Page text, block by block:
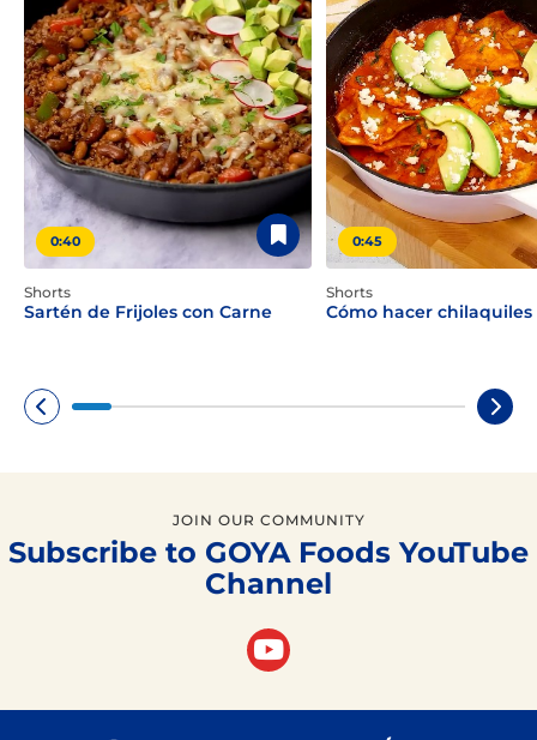
0:40
Shorts
Sartén de Frijoles con Carne
0:45
Shorts
Cómo hacer chilaquiles
JOIN OUR COMMUNITY
Subscribe to GOYA Foods YouTube
Channel